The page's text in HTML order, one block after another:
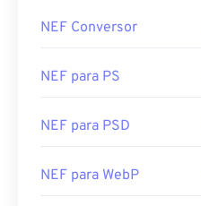
NEF Conversor
NEF para PS
NEF para PSD
NEF para WebP